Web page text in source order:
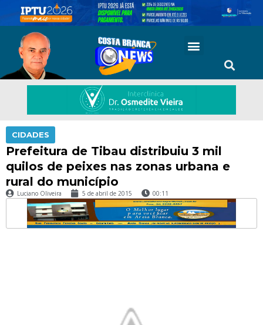
CIDADES
Prefeitura de Tibau distribuiu 3 mil
quilos de peixes nas zonas urbana e
rural do município
Luciano Oliveira 5 de abril de 2015 00:11